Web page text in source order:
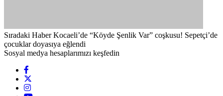
Sıradaki Haber Kocaeli’de “Köyde Şenlik Var” coşkusu! Sepetçi’de
çocuklar doyasıya eğlendi
Sosyal medya hesaplarımızı keşfedin